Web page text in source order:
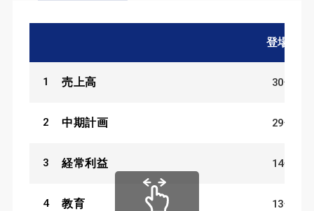
登場数
1 売上高 30件
2 中期計画 29件
3 経常利益 14件
4 教育 13件